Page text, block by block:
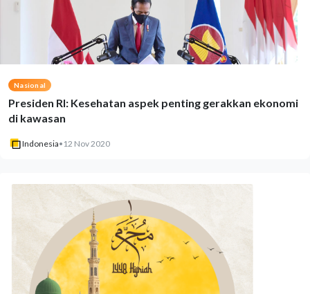
Nasional
Presiden RI: Kesehatan aspek penting gerakkan ekonomi
di kawasan
Indonesia• 12 Nov 2020